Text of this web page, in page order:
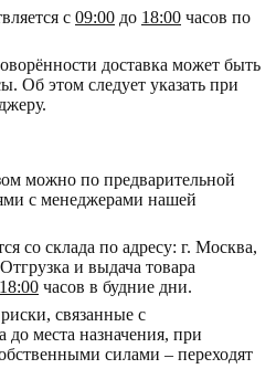
с 09:00 до 18:00 часов по
доставка может быть
Об этом следует указать при
можно по предварительной
с менеджерами нашей
со склада по адресу: г. Москва,
Отгрузка и выдача товара
18:00 часов в будние дни.
связанные с
до места назначения, при
силами – переходят